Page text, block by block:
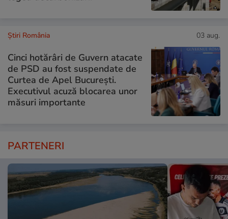
Știri România 03 aug.
Cinci hotărâri de Guvern atacate
de PSD au fost suspendate de
Curtea de Apel București.
Executivul acuză blocarea unor
măsuri importante
PARTENERI